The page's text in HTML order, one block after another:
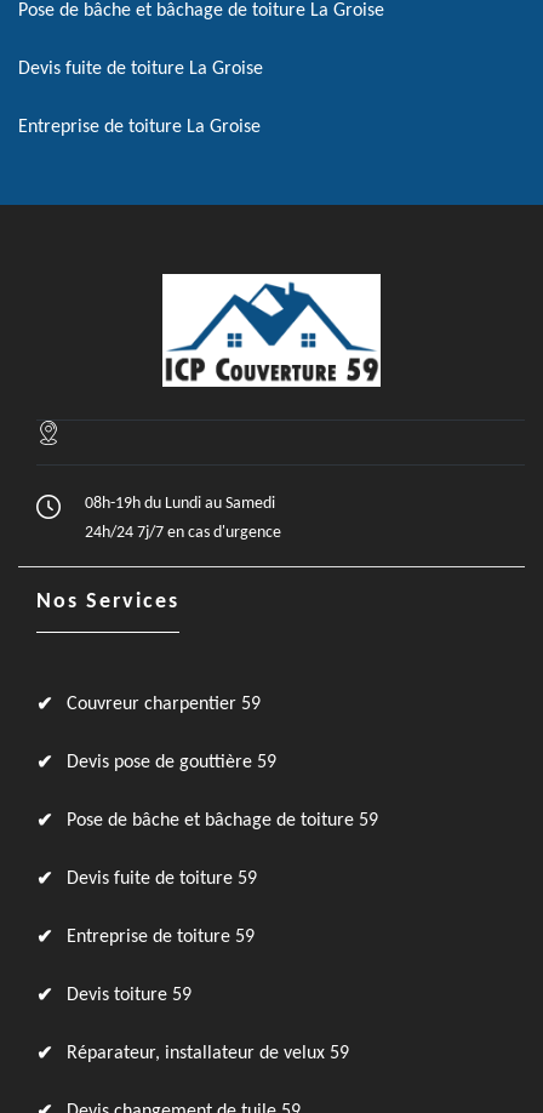
Pose de bâche et bâchage de toiture La Groise
Devis fuite de toiture La Groise
Entreprise de toiture La Groise
08h-19h du Lundi au Samedi
24h/24 7j/7 en cas d'urgence
Nos Services
Couvreur charpentier 59
Devis pose de gouttière 59
Pose de bâche et bâchage de toiture 59
Devis fuite de toiture 59
Entreprise de toiture 59
Devis toiture 59
Réparateur, installateur de velux 59